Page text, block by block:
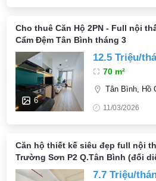
Cho thuê Căn Hộ 2PN - Full nội
Cẩm Đệm Tân Bình tháng 3
6
12.5 Triệu/
70 m²
Tân Bình, Hồ
11/03/2026
Căn hộ thiết kế siêu đẹp full nội
Trường Sơn P2 Q.Tân Bình (đối
7.7 Triệu/